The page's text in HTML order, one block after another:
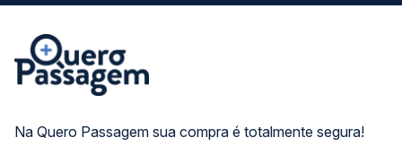
Na Quero Passagem sua compra é totalmente segura!